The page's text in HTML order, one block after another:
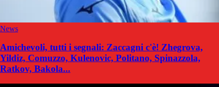
News
Amichevoli, tutti i segnali: Zaccagni c'è! Zhegrova,
Yildiz, Comuzzo, Kulenovic, Politano, Spinazzola,
Ratkov, Bakola...